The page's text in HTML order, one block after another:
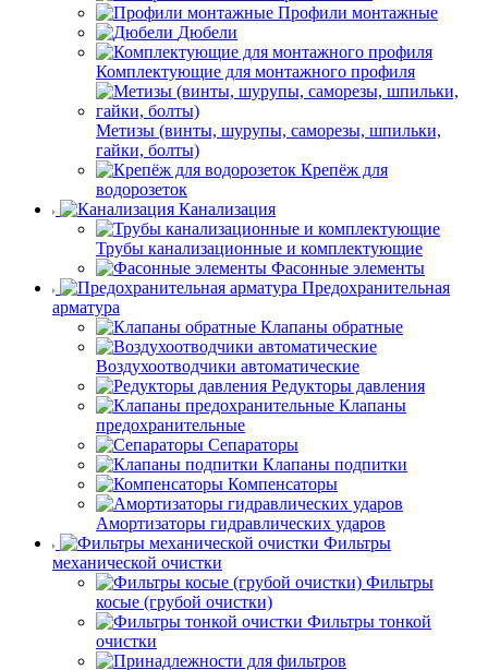
Профили монтажные
Дюбели
Комплектующие для монтажного профиля
Метизы (винты, шурупы, саморезы, шпильки,
гайки, болты)
Крепёж для
водорозеток
Канализация
Трубы канализационные и комплектующие
Фасонные элементы
Предохранительная
арматура
Клапаны обратные
Воздухоотводчики автоматические
Редукторы давления
Клапаны
предохранительные
Сепараторы
Клапаны подпитки
Компенсаторы
Амортизаторы гидравлических ударов
Фильтры
механической очистки
Фильтры
косые (грубой очистки)
Фильтры тонкой
очистки